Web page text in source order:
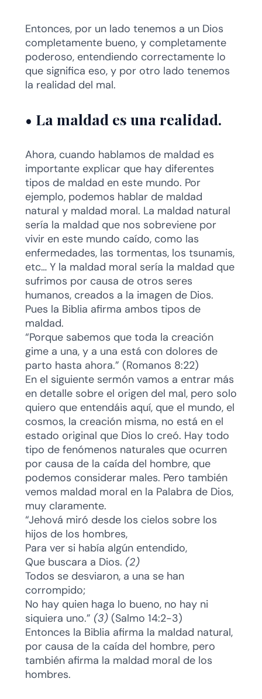
Entonces, por un lado tenemos a un Dios
completamente bueno, y completamente
poderoso, entendiendo correctamente lo
que significa eso, y por otro lado tenemos
la realidad del mal.
• La maldad es una realidad.
Ahora, cuando hablamos de maldad es
importante explicar que hay diferentes
tipos de maldad en este mundo. Por
ejemplo, podemos hablar de maldad
natural y maldad moral. La maldad natural
sería la maldad que nos sobreviene por
vivir en este mundo caído, como las
enfermedades, las tormentas, los tsunamis,
etc… Y la maldad moral sería la maldad que
sufrimos por causa de otros seres
humanos, creados a la imagen de Dios.
Pues la Biblia afirma ambos tipos de
maldad.
“Porque sabemos que toda la creación
gime a una, y a una está con dolores de
parto hasta ahora.” (Romanos 8:22)
En el siguiente sermón vamos a entrar más
en detalle sobre el origen del mal, pero solo
quiero que entendáis aquí, que el mundo, el
cosmos, la creación misma, no está en el
estado original que Dios lo creó. Hay todo
tipo de fenómenos naturales que ocurren
por causa de la caída del hombre, que
podemos considerar males. Pero también
vemos maldad moral en la Palabra de Dios,
muy claramente.
“Jehová miró desde los cielos sobre los
hijos de los hombres,
Para ver si había algún entendido,
Que buscara a Dios. (2)
Todos se desviaron, a una se han
corrompido;
No hay quien haga lo bueno, no hay ni
siquiera uno.” (3)(Salmo 14:2-3)
Entonces la Biblia afirma la maldad natural,
por causa de la caída del hombre, pero
también afirma la maldad moral de los
hombres.